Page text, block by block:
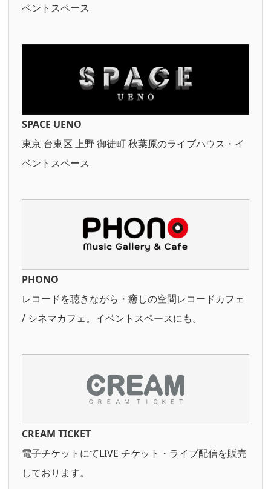
ベントスペース
SPACE UENO
東京 台東区 上野 御徒町 秋葉原のライブハウス・イ
ベントスペース
PHONO
レコードを聴きながら・癒しの空間レコードカフェ
/ シネマカフェ。イベントスペースにも。
CREAM TICKET
電子チケットにてLIVE チケット・ライブ配信を販売
しております。